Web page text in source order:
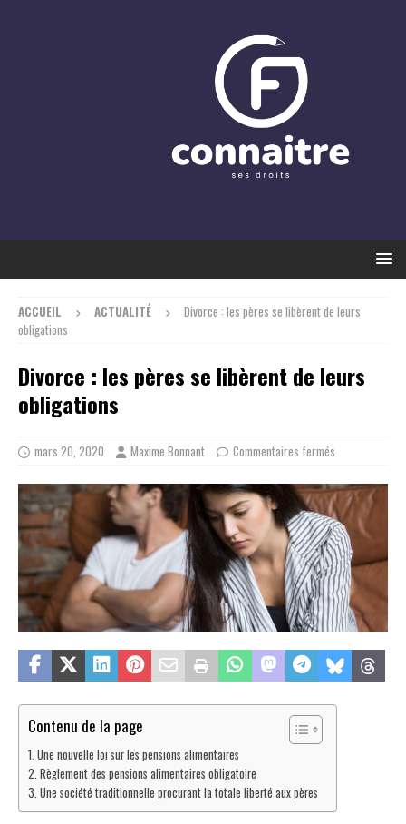
ACCUEIL ACTUALITÉ
Divorce : les pères se libèrent de leurs
obligations
Divorce : les pères se libèrent de leurs
obligations
mars 20, 2020 Maxime Bonnant Commentaires fermés
Contenu de la page
Une nouvelle loi sur les pensions alimentaires
Règlement des pensions alimentaires obligatoire
Une société traditionnelle procurant la totale liberté aux pères